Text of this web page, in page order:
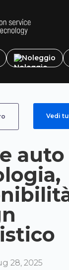
Noleggio
Vedi
auto
28, 2025